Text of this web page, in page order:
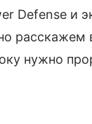
Defense и
расскажем
нужно